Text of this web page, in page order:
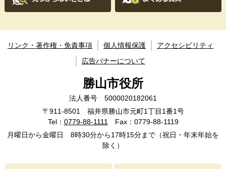
リンク・著作権・免責事項 個人情報保護
アクセシビリティ
広告バナーについて
勝山市役所
法人番号 5000020182061
〒911-8501 福井県勝山市元町1丁目1番1号
Tel： 0779-88-1111
Fax：0779-88-1119
月曜日から金曜日 8時30分から17時15分まで（祝日・年末年始を
除く）